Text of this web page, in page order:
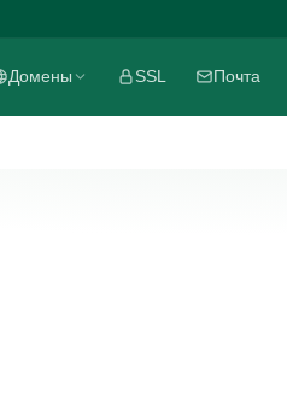
Домены SSL Почта